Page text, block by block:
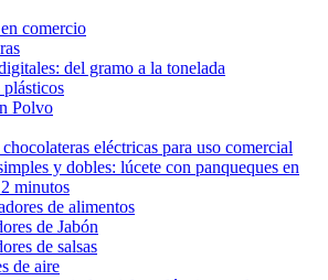
comercio
del gramo a la tonelada
plásticos
Polvo
eléctricas para uso comercial
y dobles: lúcete con panqueques en
minutos
de alimentos
de Jabón
de salsas
de aire